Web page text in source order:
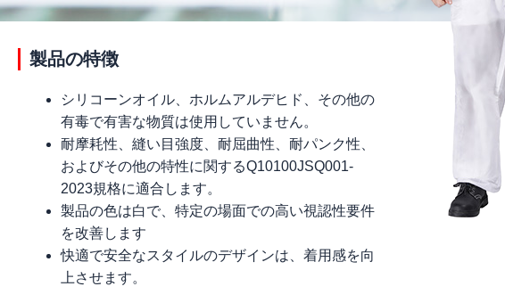
製品の特徴
シリコーンオイル、ホルムアルデヒド、その他の
有毒で有害な物質は使用していません。
耐摩耗性、縫い目強度、耐屈曲性、耐パンク性、
およびその他の特性に関するQ10100JSQ001-
2023規格に適合します。
製品の色は白で、特定の場面での高い視認性要件
を改善します
快適で安全なスタイルのデザインは、着用感を向
上させます。